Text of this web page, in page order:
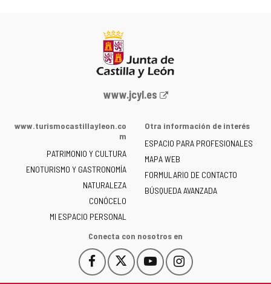
Portal
la
de
Castilla
y
León
-
www.jcyl.es
www.turismocastillayleon.co
m
PATRIMONIO Y CULTURA
ENOTURISMO Y GASTRONOMÍA
NATURALEZA
CONÓCELO
MI ESPACIO PERSONAL
Otra información de interés
ESPACIO PARA PROFESIONALES
MAPA WEB
FORMULARIO DE CONTACTO
BÚSQUEDA AVANZADA
Conecta con nosotros en
Facebook
Este
enlace
Este
enlace
YouTube
Este
enlace
Instagram
Este
enlace